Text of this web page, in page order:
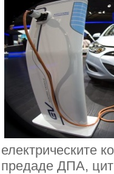
електрическите
предаде ДПА,